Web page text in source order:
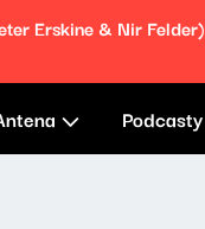
Erskine & Nir Felder)
Podcasty